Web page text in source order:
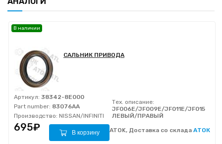
САЛЬНИК ПРИВОДА
Артикул: 38342-8E000
Part number: 83076AA
Производство: NISSAN/INFINITI
Тех. описание:
JF006E/JF009E/JF011E/JF015E/
ЛЕВЫЙ/ПРАВЫЙ
В наличии
695₽ В корзину ATOK, Доставка со склада АТОК